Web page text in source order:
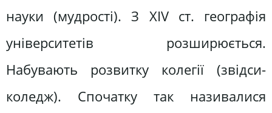
науки (мудрості). З ХІV ст. географія
університетів розширюється.
Набувають розвитку колегії (звідси-
коледж). Спочатку так називалися